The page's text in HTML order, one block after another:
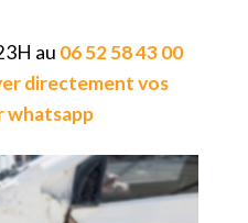
au 06 52 58 43 00
directement vos
whatsapp